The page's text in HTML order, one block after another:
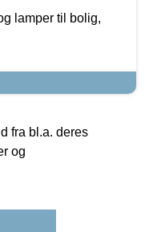
lamper til bolig,
fra bl.a. deres
og